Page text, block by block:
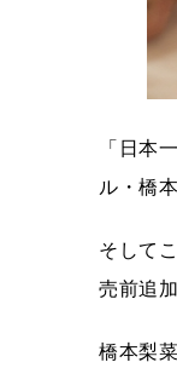
「日本
ル・橋
そして
売前追
橋本梨